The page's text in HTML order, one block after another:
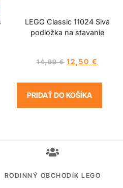
LEGO Classic 11024 Sivá
podložka na stavanie
14,99€ 12,50€
PRIDAŤ DO KOŠÍKA
RODINNÝ OBCHODÍK LEGO